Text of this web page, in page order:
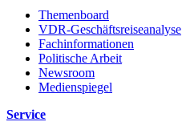
Themenboard
VDR-Geschäftsreiseanalyse
Fachinformationen
Politische Arbeit
Newsroom
Medienspiegel
Service